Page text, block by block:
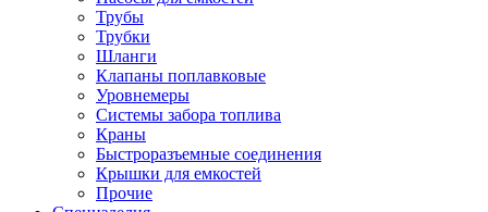
Трубы
Трубки
Шланги
Клапаны поплавковые
Уровнемеры
Системы забора топлива
Краны
Быстроразъемные соединения
Крышки для емкостей
Прочие